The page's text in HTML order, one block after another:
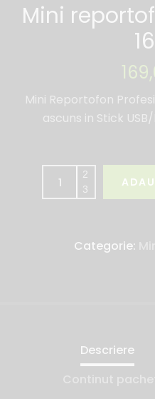
Mini
Mini Reportofon
ascuns in Stick
Categorie:
Descriere